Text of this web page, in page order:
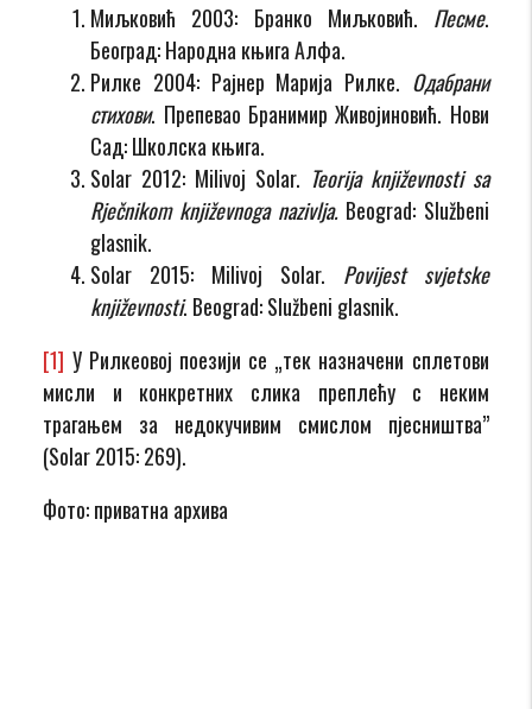
Миљковић 2003: Бранко Миљковић. Песме.
Београд: Народна књига Алфа.
Рилке 2004: Рајнер Марија Рилке. Одабрани
стихови. Препевао Бранимир Живојиновић. Нови
Сад: Школска књига.
Solar 2012: Milivoj Solar. Teorija književnosti sa
Rječnikom književnoga nazivlja.Beograd: Službeni
glasnik.
Solar 2015: Milivoj Solar. Povijest svjetske
književnosti. Beograd: Službeni glasnik.
[1] У Рилкеовој поезији се „тек назначени сплетови
мисли и конкретних слика преплећу с неким
трагањем за недокучивим смислом пјесништва”
(Solar 2015: 269).
Фото: приватна архива